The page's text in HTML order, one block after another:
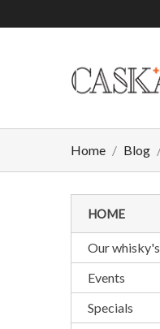
Home Blog
HOME
Our whisky's
Events
Specials